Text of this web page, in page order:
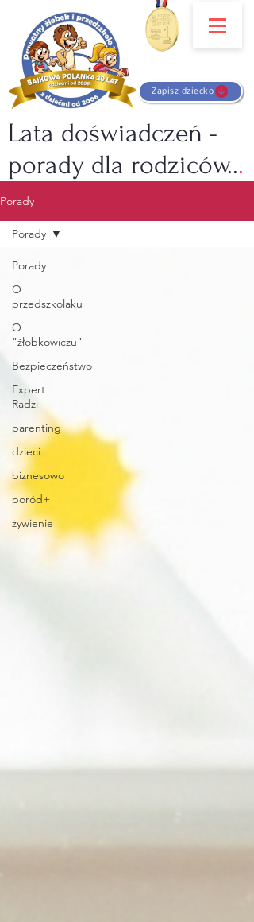
Zapisz dziecko
Lata doświadczeń -
porady dla rodziców...
Porady
Porady
O
przedszkolaku
O
"żłobkowiczu"
Bezpieczeństwo
Expert
Radzi
parenting
dzieci
biznesowo
poród+
żywienie
Porady